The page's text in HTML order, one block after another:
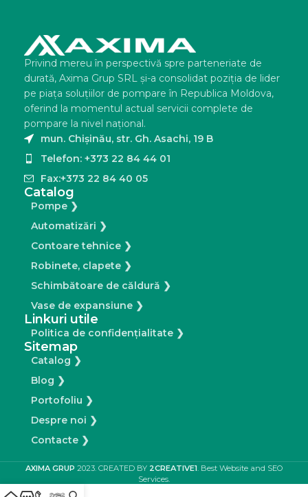
Privind mereu în perspectivă spre parteneriate de
durată, Axima Grup SRL şi-a consolidat poziţia de lider
pe piaţa soluţiilor de pompare în Republica Moldova,
oferind la momentul actual servicii complete de
pompare la nivel naţional.
mun. Chișinău, str. Gh. Asachi, 19 B
Telefon: +373 22 84 44 01
Fax:+373 22 84 40 05
Catalog
Pompe ❯
Automatizări ❯
Contoare tehnice ❯
Robinete, clapete ❯
Schimbătoare de căldură ❯
Vase de expansiune ❯
Linkuri utile
Politica de confidențialitate ❯
Sitemap
Catalog ❯
Blog ❯
Portofoliu ❯
Despre noi ❯
Contacte ❯
AXIMA GRUP 2023. CREATED BY 2CREATIVE1. Best Website and SEO
Services.